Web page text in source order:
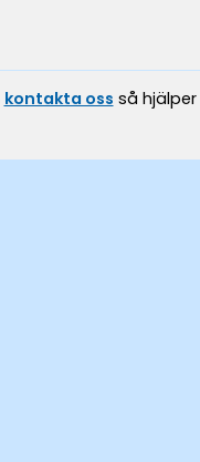
kontakta oss så hjälper